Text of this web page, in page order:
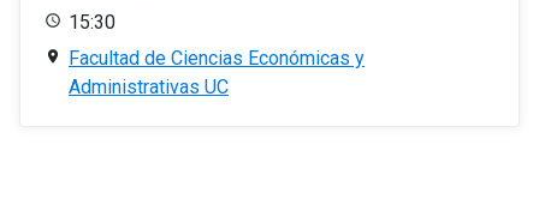
15:30
Facultad de Ciencias Económicas y
Administrativas UC